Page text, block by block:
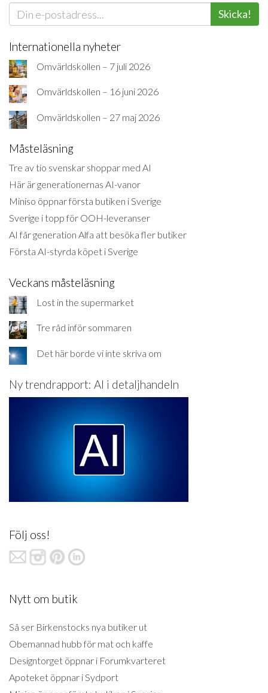
Skicka!
Internationella nyheter
Omvärldskollen – 7 juli 2026
Omvärldskollen – 16 juni 2026
Omvärldskollen – 27 maj 2026
Måsteläsning
Tre av tio svenskar shoppar med AI
Här är generationernas AI-vanor
Miniso öppnar första butiken i Sverige
Sverige i topp för OOH-leveranser
AI får generation Alfa att besöka fler butiker
Första AI-styrda köpet i Sverige
Veckans måsteläsning
Lost in the supermarket
Tre råd inför sommaren
Det här borde vi inte skriva om
Ny trendrapport: AI i detaljhandeln
Följ oss!
Nytt om butik
Så ser Birkenstocks nya butiker ut
Obemannad hubb för mat och kaffe
Designtorget öppnar i Forumkvarteret
Apoteket öppnar i Sydport